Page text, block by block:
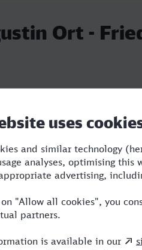
Ort -
Dauer
Stadt